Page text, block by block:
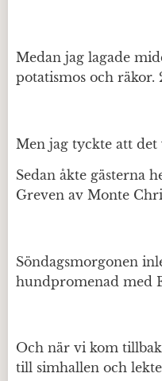
Medan jag lagade
potatismos och räkor.
Men jag tyckte att det
Sedan åkte gästerna
Greven av Monte
Söndagsmorgonen
hundpromenad med
Och när vi kom
till simhallen och